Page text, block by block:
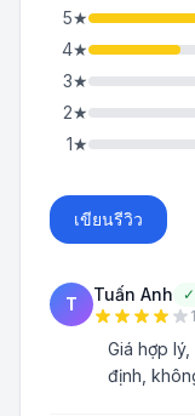
5★
4★
3★
2★
1★
เขียนรีวิว
T Tuấn Anh ✓
Giá hợp
định,